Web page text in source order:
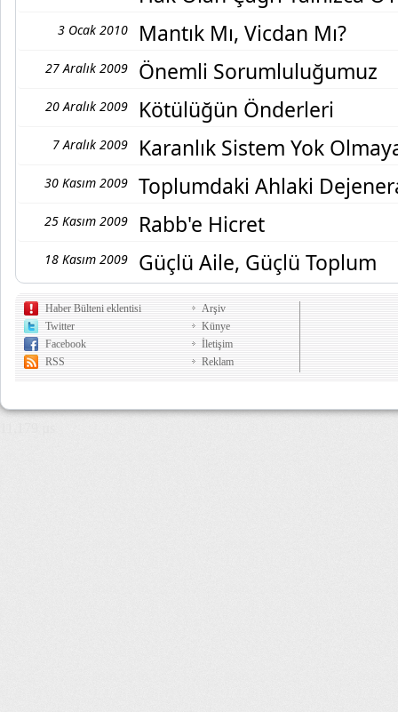
3 Ocak 2010 Mantık Mı, Vicdan Mı?
27 Aralık 2009 Önemli Sorumluluğumuz
20 Aralık 2009 Kötülüğün Önderleri
7 Aralık 2009 Karanlık Sistem Yok
30 Kasım 2009 Toplumdaki Ahlaki
25 Kasım 2009 Rabb'e Hicret
18 Kasım 2009 Güçlü Aile, Güçlü Toplum
Haber Bülteni eklentisi
Twitter
Facebook
RSS
Arşiv
Künye
İletişim
Reklam